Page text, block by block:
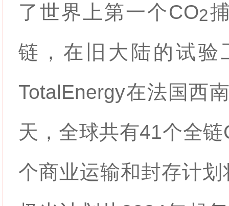
了世界上第一个CO2
链，在旧大陆的试验
TotalEnergy在法国西
天，全球共有41个全
个商业运输和封存计